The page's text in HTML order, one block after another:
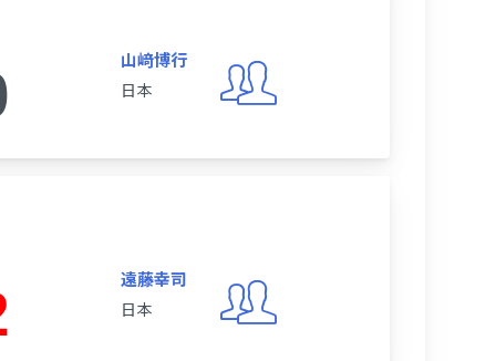
山﨑博行
日本
遠藤幸司
日本